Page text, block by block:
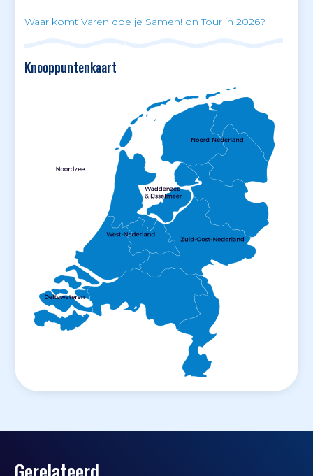
Waar komt Varen doe je Samen! on Tour in 2026?
Knooppuntenkaart